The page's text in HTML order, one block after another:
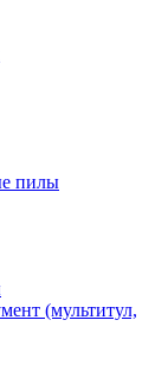
пилы
(мультитул,